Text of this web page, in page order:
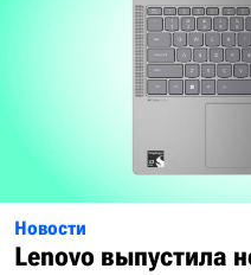
Новости
Lenovo выпустила